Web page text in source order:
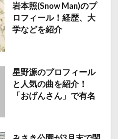
岩本照(Snow Man)のプ
ロフィール！経歴、大
学などを紹介
星野源のプロフィール
と人気の曲を紹介！
「おげんさん」で有名